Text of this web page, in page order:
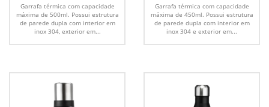
Garrafa térmica com capacidade
máxima de 500ml. Possui estrutura
de parede dupla com interior em
inox 304, exterior em...
Garrafa térmica com capacidade
máxima de 450ml. Possui estrutura
de parede dupla com interior em
inox 304 e exterior em...